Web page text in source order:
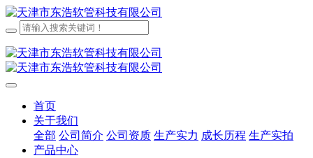
首页
关于我们
全部 公司简介 公司资质 生产实力 成长历程 生产实拍
产品中心